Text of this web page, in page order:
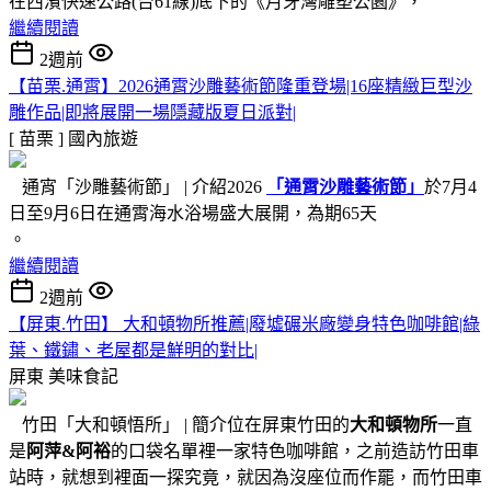
繼續閱讀
2週前
【苗栗.通霄】2026通霄沙雕藝術節隆重登場|16座精緻巨型沙
雕作品|即將展開一場隱藏版夏日派對|
[ 苗栗 ] 國內旅遊
通宵「沙雕藝術節」 | 介紹2026 「通霄沙雕藝術節」 於7月4
日至9月6日在通霄海水浴場盛大展開，為期65天
。
繼續閱讀
2週前
【屏東.竹田】 大和頓物所推薦|廢墟碾米廠變身特色咖啡館|綠
葉、鐵鏽、老屋都是鮮明的對比|
屏東 美味食記
竹田「大和頓悟所」 | 簡介位在屏東竹田的大和頓物所一直
是 阿萍&阿裕的口袋名單裡一家特色咖啡館，之前造訪竹田車
站時，就想到裡面一探究竟，就因為沒座位而作罷，而竹田車